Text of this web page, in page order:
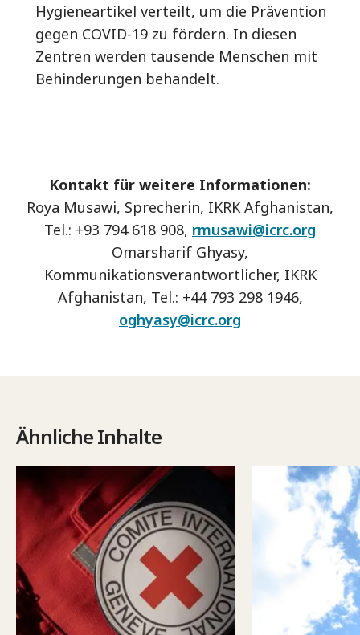
Hygieneartikel verteilt, um die Prävention
gegen COVID-19 zu fördern. In diesen
Zentren werden tausende Menschen mit
Behinderungen behandelt.
Kontakt für weitere Informationen:
Roya Musawi, Sprecherin, IKRK Afghanistan,
Tel.: +93 794 618 908, rmusawi@icrc.org
Omarsharif Ghyasy,
Kommunikationsverantwortlicher, IKRK
Afghanistan, Tel.: +44 793 298 1946,
oghyasy@icrc.org
Ähnliche Inhalte